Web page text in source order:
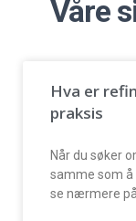
Våre
Hva er
praksis
Når du søker
samme som å
se nærmere